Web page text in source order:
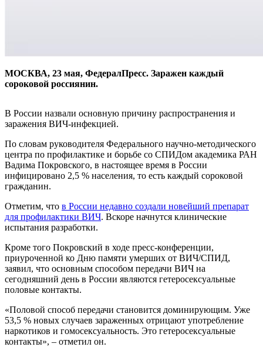
МОСКВА, 23 мая, ФедералПресс. Заражен каждый
сороковой россиянин.
В России назвали основную причину распространения и
заражения ВИЧ-инфекцией.
По словам руководителя Федерального научно-методического
центра по профилактике и борьбе со СПИДом академика РАН
Вадима Покровского, в настоящее время в России
инфицировано 2,5 % населения, то есть каждый сороковой
гражданин.
Отметим, что в России недавно создали новейший препарат
для профилактики ВИЧ. Вскоре начнутся клинические
испытания разработки.
Кроме того Покровский в ходе пресс-конференции,
приуроченной ко Дню памяти умерших от ВИЧ/СПИД,
заявил, что основным способом передачи ВИЧ на
сегодняшний день в России являются гетеросексуальные
половые контакты.
«Половой способ передачи становится доминирующим. Уже
53,5 % новых случаев зараженных отрицают употребление
наркотиков и гомосексуальность. Это гетеросексуальные
контакты», – отметил он.